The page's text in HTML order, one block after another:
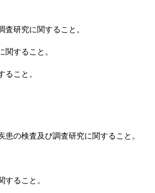
研究に関すること。
すること。
こと。
の検査及び調査研究に関すること。
ること。